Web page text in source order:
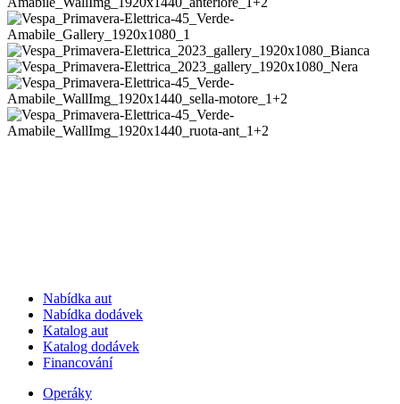
Nabídka aut
Nabídka dodávek
Katalog aut
Katalog dodávek
Financování
Operáky